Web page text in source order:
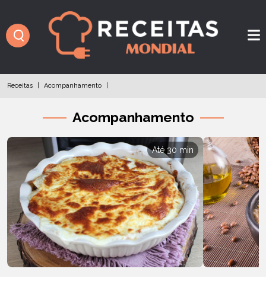
Receitas Acompanhamento
Acompanhamento
Até 30 min